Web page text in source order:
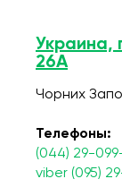
Украина,
26А
Чорних
Телефоны:
(044) 29-
viber (095)